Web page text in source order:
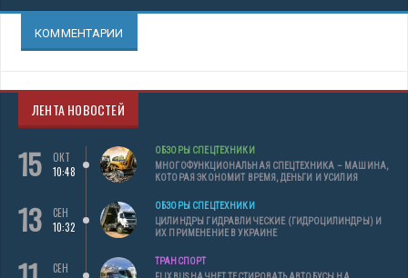
КОММЕНТАРИИ
ЛЕНТА НОВОСТЕЙ
15
ОКТ
10:48
ОБЗОРЫ СПЕЦТЕХНИКИ
МНОГОФУНКЦИОНАЛЬНАЯ СПЕЦТЕХНИКА – МАШИНА,
КОТОРАЯ ЭКОНОМИТ ВРЕМЯ, ДЕНЬГИ И УСИЛИЯ
13
СЕН
10:32
ОБЗОРЫ СПЕЦТЕХНИКИ
ЦИЛИНДРЫ ГИДРАВЛИЧЕСКИЕ (ГИДРОЦИЛИНДРЫ) И
ИХ ПРИМЕНЕНИЕ В УКРАИНЕ
СЕН
ТРАНСПОРТ